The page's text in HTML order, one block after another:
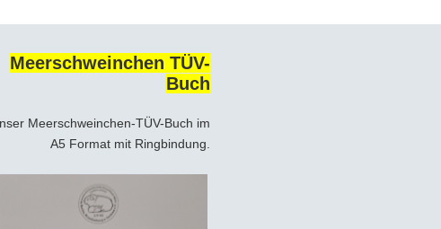
Meerschweinchen TÜV-
Buch
Meerschweinchen-TÜV-Buch im
A5 Format mit Ringbindung.